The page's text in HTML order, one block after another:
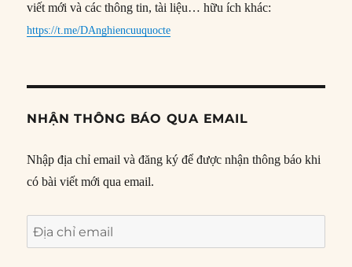
viết mới và các thông tin, tài liệu… hữu ích khác:
https://t.me/DAnghiencuuquocte
NHẬN THÔNG BÁO QUA EMAIL
Nhập địa chỉ email và đăng ký để được nhận thông báo khi
có bài viết mới qua email.
Địa
chỉ